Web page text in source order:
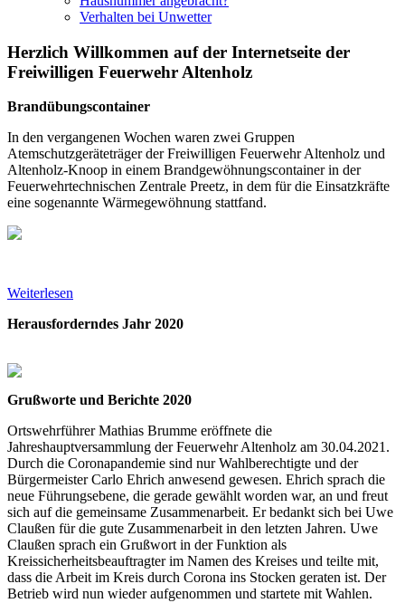
Verhalten bei Unwetter
Herzlich Willkommen auf der Internetseite der
Freiwilligen Feuerwehr Altenholz
Brandübungscontainer
In den vergangenen Wochen waren zwei Gruppen
Atemschutzgeräteträger der Freiwilligen Feuerwehr Altenholz und
Altenholz-Knoop in einem Brandgewöhnungscontainer in der
Feuerwehrtechnischen Zentrale Preetz, in dem für die Einsatzkräfte
eine sogenannte Wärmegewöhnung stattfand.
Weiterlesen
Herausforderndes Jahr 2020
Grußworte und Berichte 2020
Ortswehrführer Mathias Brumme eröffnete die
Jahreshauptversammlung der Feuerwehr Altenholz am 30.04.2021.
Durch die Coronapandemie sind nur Wahlberechtigte und der
Bürgermeister Carlo Ehrich anwesend gewesen. Ehrich sprach die
neue Führungsebene, die gerade gewählt worden war, an und freut
sich auf die gemeinsame Zusammenarbeit. Er bedankt sich bei Uwe
Claußen für die gute Zusammenarbeit in den letzten Jahren. Uwe
Claußen sprach ein Grußwort in der Funktion als
Kreissicherheitsbeauftragter im Namen des Kreises und teilte mit,
dass die Arbeit im Kreis durch Corona ins Stocken geraten ist. Der
Betrieb wird nun wieder aufgenommen und startete mit Wahlen.